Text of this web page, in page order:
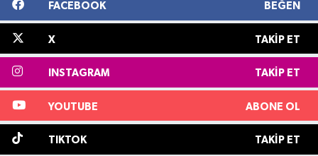
FACEBOOK BEĞEN
X TAKIP ET
INSTAGRAM TAKIP ET
YOUTUBE ABONE OL
TIKTOK TAKIP ET